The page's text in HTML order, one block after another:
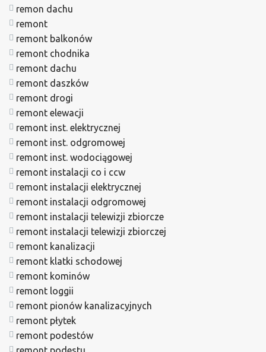
remon dachu
remont
remont balkonów
remont chodnika
remont dachu
remont daszków
remont drogi
remont elewacji
remont inst. elektrycznej
remont inst. odgromowej
remont inst. wodociągowej
remont instalacji co i ccw
remont instalacji elektrycznej
remont instalacji odgromowej
remont instalacji telewizji zbiorcze
remont instalacji telewizji zbiorczej
remont kanalizacji
remont klatki schodowej
remont kominów
remont loggii
remont pionów kanalizacyjnych
remont płytek
remont podestów